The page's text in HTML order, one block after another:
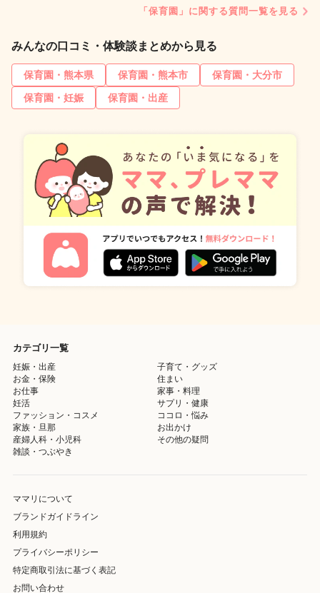
「保育園」に関する質問一覧を見る
みんなの口コミ・体験談まとめから見る
保育園・熊本県 保育園・熊本市
保育園・大分市
保育園・妊娠
保育園・出産
カテゴリ一覧
妊娠・出産
子育て・グッズ
お金・保険
住まい
お仕事
家事・料理
妊活
サプリ・健康
ファッション・コスメ
ココロ・悩み
家族・旦那
お出かけ
産婦人科・小児科
その他の疑問
雑談・つぶやき
ママリについて
ブランドガイドライン
利用規約
プライバシーポリシー
特定商取引法に基づく表記
お問い合わせ